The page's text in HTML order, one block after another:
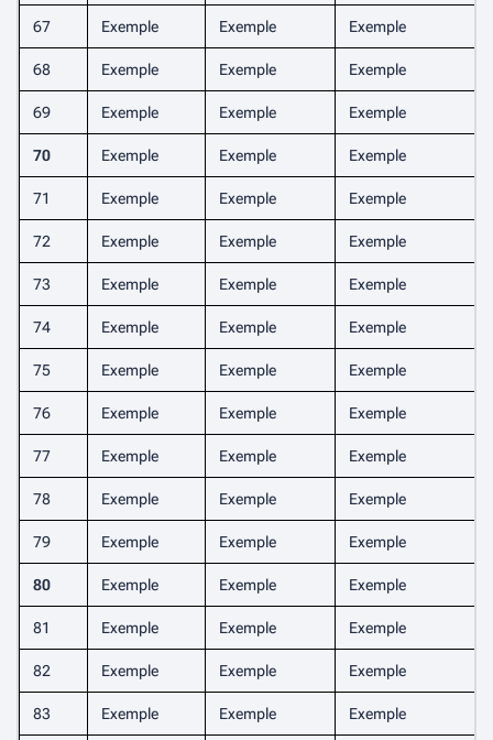
67 Exemple Exemple Exemple
68 Exemple Exemple Exemple
69 Exemple Exemple Exemple
70 Exemple Exemple Exemple
71 Exemple Exemple Exemple
72 Exemple Exemple Exemple
73 Exemple Exemple Exemple
74 Exemple Exemple Exemple
75 Exemple Exemple Exemple
76 Exemple Exemple Exemple
77 Exemple Exemple Exemple
78 Exemple Exemple Exemple
79 Exemple Exemple Exemple
80 Exemple Exemple Exemple
81 Exemple Exemple Exemple
82 Exemple Exemple Exemple
83 Exemple Exemple Exemple